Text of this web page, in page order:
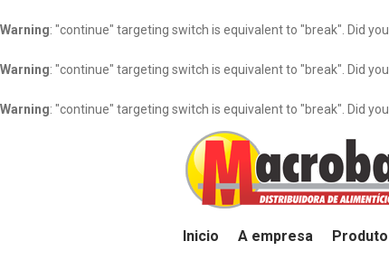
Warning: "continue" targeting switch is equivalent to "break". Did
Warning: "continue" targeting switch is equivalent to "break". Did
Warning: "continue" targeting switch is equivalent to "break". Did
Inicio A empresa